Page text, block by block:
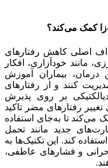
اصلی کاهش رفتارهای
مانند خودآزاری، افکار
بیماران آموزش
کنند و از رفتارهای
بر روی پذیرش
رفتارهای مضر تاکید
می‌کند تا به‌جای استفاده
جدید مانند تحمل
کند. این تکنیک‌ها به
و فشارهای عاطفی،